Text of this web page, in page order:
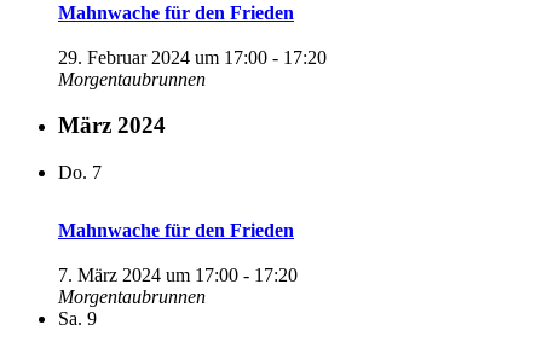
Mahnwache für den Frieden
29. Februar 2024 um 17:00 - 17:20
Morgentaubrunnen
März 2024
Do. 7
Mahnwache für den Frieden
7. März 2024 um 17:00 - 17:20
Morgentaubrunnen
Sa. 9